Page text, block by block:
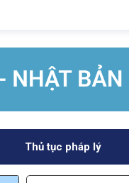
Thủ tục pháp lý